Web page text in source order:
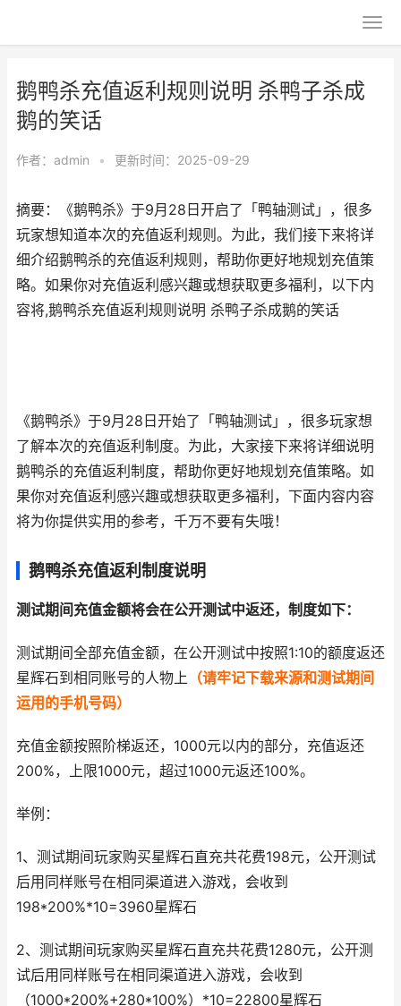
鹅鸭杀充值返利规则说明 杀鸭子杀成
鹅的笑话
作者： admin • 更新时间：2025-09-29
摘要：《鹅鸭杀》于9月28日开启了「鸭轴测试」，很多
玩家想知道本次的充值返利规则。为此，我们接下来将详
细介绍鹅鸭杀的充值返利规则，帮助你更好地规划充值策
略。如果你对充值返利感兴趣或想获取更多福利，以下内
容将,鹅鸭杀充值返利规则说明 杀鸭子杀成鹅的笑话
《鹅鸭杀》于9月28日开始了「鸭轴测试」，很多玩家想
了解本次的充值返利制度。为此，大家接下来将详细说明
鹅鸭杀的充值返利制度，帮助你更好地规划充值策略。如
果你对充值返利感兴趣或想获取更多福利，下面内容内容
将为你提供实用的参考，千万不要有失哦！
鹅鸭杀充值返利制度说明
测试期间充值金额将会在公开测试中返还，制度如下：
测试期间全部充值金额，在公开测试中按照1:10的额度返还
星辉石到相同账号的人物上 （请牢记下载来源和测试期间
运用的手机号码）
充值金额按照阶梯返还，1000元以内的部分，充值返还
200%，上限1000元，超过1000元返还100%。
举例：
1、测试期间玩家购买星辉石直充共花费198元，公开测试
后用同样账号在相同渠道进入游戏，会收到
198*200%*10=3960星辉石
2、测试期间玩家购买星辉石直充共花费1280元，公开测
试后用同样账号在相同渠道进入游戏，会收到
（1000*200%+280*100%）*10=22800星辉石